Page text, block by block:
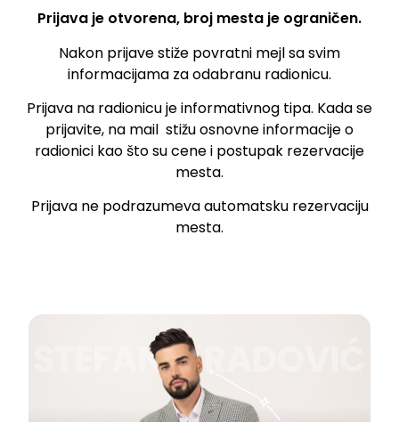
Prijava je otvorena, broj mesta je ograničen.
Nakon prijave stiže povratni mejl sa svim
informacijama za odabranu radionicu.
Prijava na radionicu je informativnog tipa. Kada se
prijavite, na mail stižu osnovne informacije o
radionici kao što su cene i postupak rezervacije
mesta.
Prijava ne podrazumeva automatsku rezervaciju
mesta.